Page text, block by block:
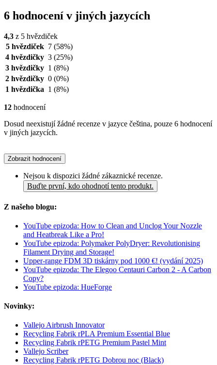
6 hodnocení v jiných jazycích
4,3 z 5 hvězdiček
5 hvězdiček 7 (58%)
4 hvězdičky 3 (25%)
3 hvězdičky 1 (8%)
2 hvězdičky 0 (0%)
1 hvězdička 1 (8%)
12 hodnocení
Dosud neexistují žádné recenze v jazyce čeština, pouze 6 hodnocení
v jiných jazycích.
Zobrazit hodnocení
Nejsou k dispozici žádné zákaznické recenze.
Buďte první, kdo ohodnotí tento produkt.
Z našeho blogu:
YouTube epizoda: How to Clean and Unclog Your Nozzle
and Heatbreak Like a Pro!
YouTube epizoda: Polymaker PolyDryer: Revolutionising
Filament Drying and Storage!
Upper-range FDM 3D tiskárny pod 1000 €! (vydání 2025)
YouTube epizoda: The Elegoo Centauri Carbon 2 - A Carbon
Copy?
YouTube epizoda: HueForge
Novinky:
Vallejo Airbrush Innovator
Recycling Fabrik rPLA Premium Essential Blue
Recycling Fabrik rPETG Premium Pastel Mint
Vallejo Scriber
Recycling Fabrik rPETG Dobrou noc (Black)